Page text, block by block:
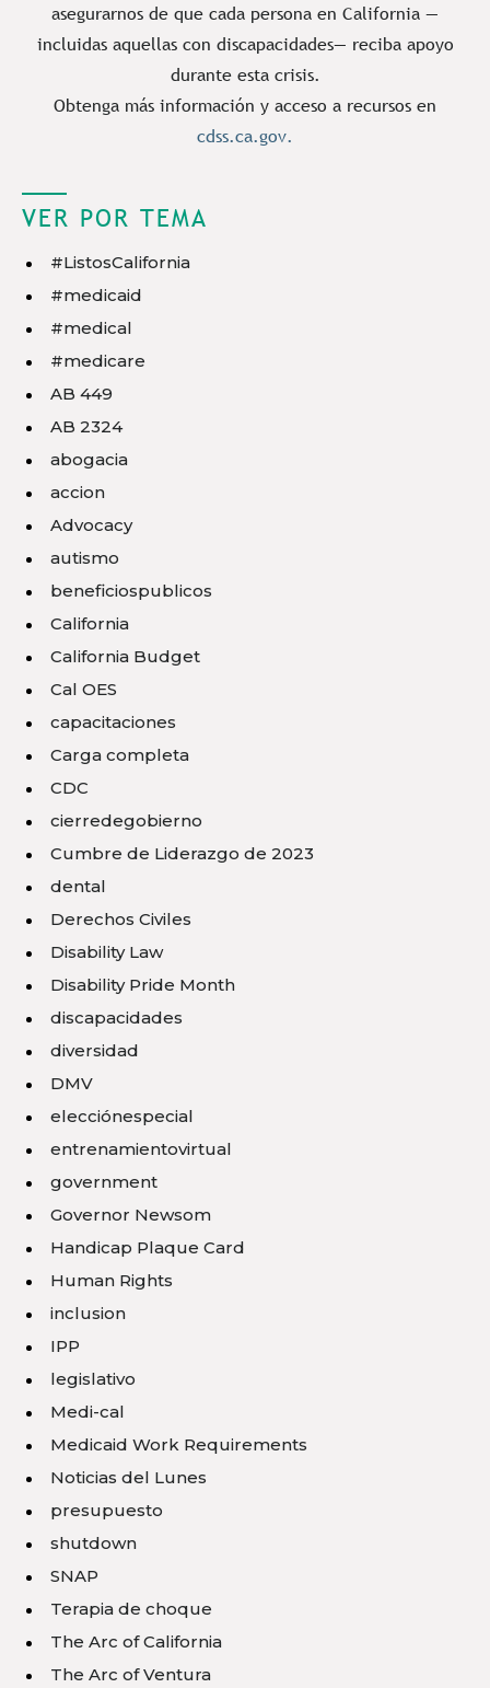
asegurarnos de que cada persona en California —
incluidas aquellas con discapacidades— reciba apoyo
durante esta crisis.
Obtenga más información y acceso a recursos en
cdss.ca.gov.
VER POR TEMA
#ListosCalifornia
#medicaid
#medical
#medicare
AB 449
AB 2324
abogacia
accion
Advocacy
autismo
beneficiospublicos
California
California Budget
Cal OES
capacitaciones
Carga completa
CDC
cierredegobierno
Cumbre de Liderazgo de 2023
dental
Derechos Civiles
Disability Law
Disability Pride Month
discapacidades
diversidad
DMV
elecciónespecial
entrenamientovirtual
government
Governor Newsom
Handicap Plaque Card
Human Rights
inclusion
IPP
legislativo
Medi-cal
Medicaid Work Requirements
Noticias del Lunes
presupuesto
shutdown
SNAP
Terapia de choque
The Arc of California
The Arc of Ventura